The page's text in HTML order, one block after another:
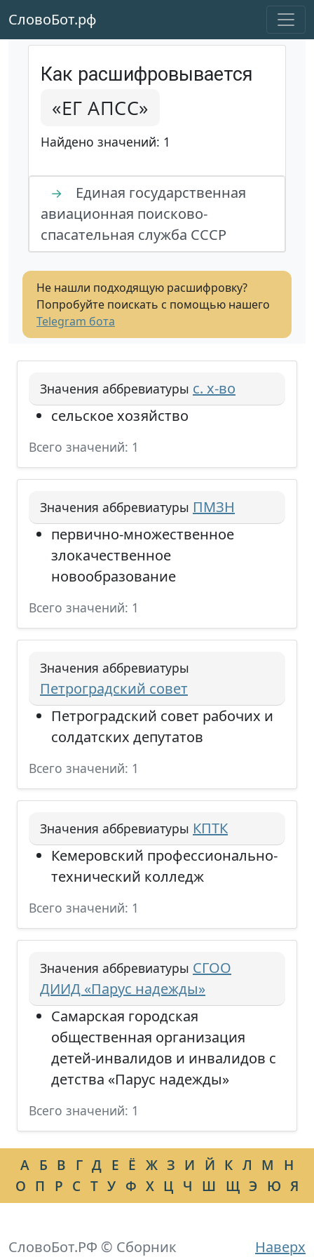
СловоБот.рф
Как расшифровывается
«ЕГ АПСС»
Найдено значений: 1
→
Единая государственная
авиационная поисково-
спасательная служба СССР
Не нашли подходящую расшифровку?
Попробуйте поискать с помощью нашего
Telegram бота
Значения аббревиатуры с. х-во
сельское хозяйство
Всего значений: 1
Значения аббревиатуры ПМЗН
первично-множественное
злокачественное
новообразование
Всего значений: 1
Значения аббревиатуры
Петроградский совет
Петроградский совет рабочих и
солдатских депутатов
Всего значений: 1
Значения аббревиатуры КПТК
Кемеровский профессионально-
технический колледж
Всего значений: 1
Значения аббревиатуры СГОО
ДИИД «Парус надежды»
Самарская городская
общественная организация
детей-инвалидов и инвалидов с
детства «Парус надежды»
Всего значений: 1
А Б В Г Д Е Ё Ж З И Й К Л М
Н
О П Р С Т У Ф Х Ц Ч Ш Щ Э Ю Я
Наверх
СловоБот.РФ © Сборник